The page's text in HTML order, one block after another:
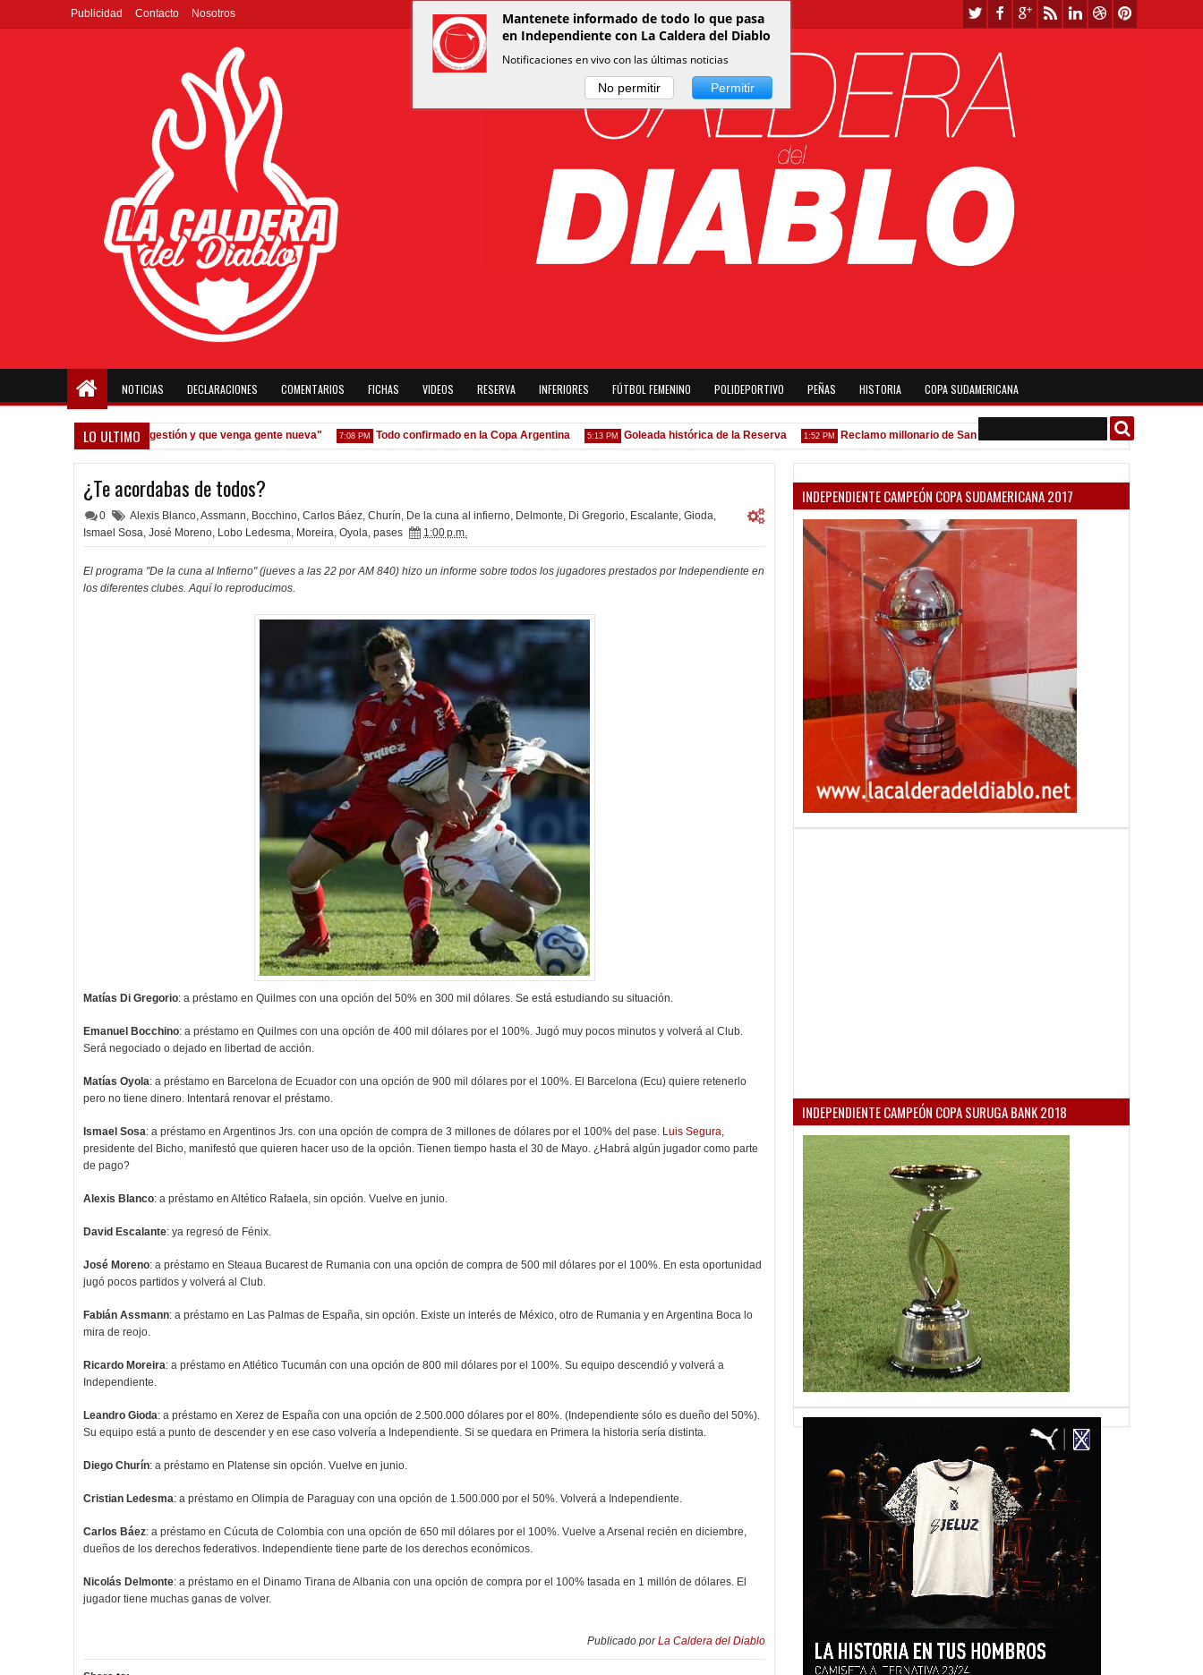
Publicidad Contacto Nosotros
NOTICIAS DECLARACIONES COMENTARIOS FICHAS VIDEOS RESERVA INFERIORES FÚTBOL FEMENINO POLIDEPORTIVO PEÑAS HISTORIA COPA SUDAMERICANA
LO ULTIMO
"Prefiero dejar la gestión y que venga gente nueva" 7:08 PM Todo confirmado en la Copa Argentina 5:13 PM Goleada histórica de la Reserva 1:52 PM Reclamo millonario de San Martín (SJ) Venta de localidades ante
¿Te acordabas de todos?
0 Alexis Blanco,Assmann, Bocchino, Carlos Báez, Churín, De la cuna al infierno, Delmonte, Di Gregorio, Escalante, Gioda,
Ismael Sosa, José Moreno, Lobo Ledesma, Moreira, Oyola, pases 1:00 p.m.
El programa "De la cuna al Infierno" (jueves a las 22 por AM 840) hizo un informe sobre todos los jugadores prestados por Independiente en
los diferentes clubes. Aquí lo reproducimos.
Matías Di Gregorio: a préstamo en Quilmes con una opción del 50% en 300 mil dólares. Se está estudiando su situación.
Emanuel Bocchino: a préstamo en Quilmes con una opción de 400 mil dólares por el 100%. Jugó muy pocos minutos y volverá al Club.
Será negociado o dejado en libertad de acción.
Matías Oyola: a préstamo en Barcelona de Ecuador con una opción de 900 mil dólares por el 100%. El Barcelona (Ecu) quiere retenerlo
pero no tiene dinero. Intentará renovar el préstamo.
Ismael Sosa: a préstamo en Argentinos Jrs. con una opción de compra de 3 millones de dólares por el 100% del pase. Luis Segura,
presidente del Bicho, manifestó que quieren hacer uso de la opción. Tienen tiempo hasta el 30 de Mayo. ¿Habrá algún jugador como parte
de pago?
Alexis Blanco: a préstamo en Altético Rafaela, sin opción. Vuelve en junio.
David Escalante: ya regresó de Fénix.
José Moreno: a préstamo en Steaua Bucarest de Rumania con una opción de compra de 500 mil dólares por el 100%. En esta oportunidad
jugó pocos partidos y volverá al Club.
Fabián Assmann: a préstamo en Las Palmas de España, sin opción. Existe un interés de México, otro de Rumania y en Argentina Boca lo
mira de reojo.
Ricardo Moreira: a préstamo en Atlético Tucumán con una opción de 800 mil dólares por el 100%. Su equipo descendió y volverá a
Independiente.
Leandro Gioda: a préstamo en Xerez de España con una opción de 2.500.000 dólares por el 80%. (Independiente sólo es dueño del 50%).
Su equipo está a punto de descender y en ese caso volvería a Independiente. Si se quedara en Primera la historia sería distinta.
Diego Churín: a préstamo en Platense sin opción. Vuelve en junio.
Cristian Ledesma: a préstamo en Olimpia de Paraguay con una opción de 1.500.000 por el 50%. Volverá a Independiente.
Carlos Báez: a préstamo en Cúcuta de Colombia con una opción de 650 mil dólares por el 100%. Vuelve a Arsenal recién en diciembre,
dueños de los derechos federativos. Independiente tiene parte de los derechos económicos.
Nicolás Delmonte: a préstamo en el Dinamo Tirana de Albania con una opción de compra por el 100% tasada en 1 millón de dólares. El
jugador tiene muchas ganas de volver.
Publicado porLa Caldera del Diablo
INDEPENDIENTE CAMPEÓN COPA SUDAMERICANA 2017
INDEPENDIENTE CAMPEÓN COPA SURUGA BANK 2018
Mantenete informado de todo lo que pasa
en Independiente con La Caldera del Diablo
Notificaciones en vivo con las últimas noticias
No permitir Permitir